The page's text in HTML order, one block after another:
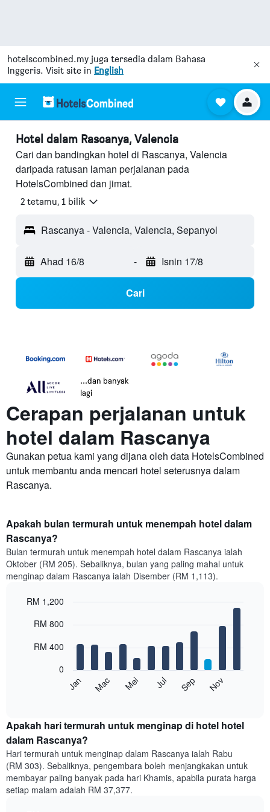
hotelscombined.my juga tersedia dalam Bahasa
Inggeris. Visit site in English
Hotel dalam Rascanya, Valencia
Cari dan bandingkan hotel di Rascanya, Valencia
daripada ratusan laman perjalanan pada
HotelsCombined dan jimat.
2 tetamu, 1 bilik
Rascanya - Valencia, Valencia, Sepanyol
Ahad 16/8 - Isnin 17/8
Cari
...dan banyak
lagi
Cerapan perjalanan untuk
hotel dalam Rascanya
Gunakan petua kami yang dijana oleh data HotelsCombined
untuk membantu anda mencari hotel seterusnya dalam
Rascanya.
Apakah bulan termurah untuk menempah hotel dalam
Rascanya?
Bulan termurah untuk menempah hotel dalam Rascanya ialah
Oktober (RM 205). Sebaliknya, bulan yang paling mahal untuk
menginap dalam Rascanya ialah Disember (RM 1,113).
chart
bars.
purata
bilik
setiap
bulan
Carta
mempunyai
1
graphic.
Jan Mac Mei Jul Sep Nov
0
RM 400
RM 800
RM 1,200
Apakah hari termurah untuk menginap di hotel hotel
dalam Rascanya?
Hari termurah untuk menginap dalam Rascanya ialah Rabu
(RM 303). Sebaliknya, pengembara boleh menjangkakan untuk
membayar paling banyak pada hari Khamis, apabila purata harga
setiap malam adalah RM 37,377.